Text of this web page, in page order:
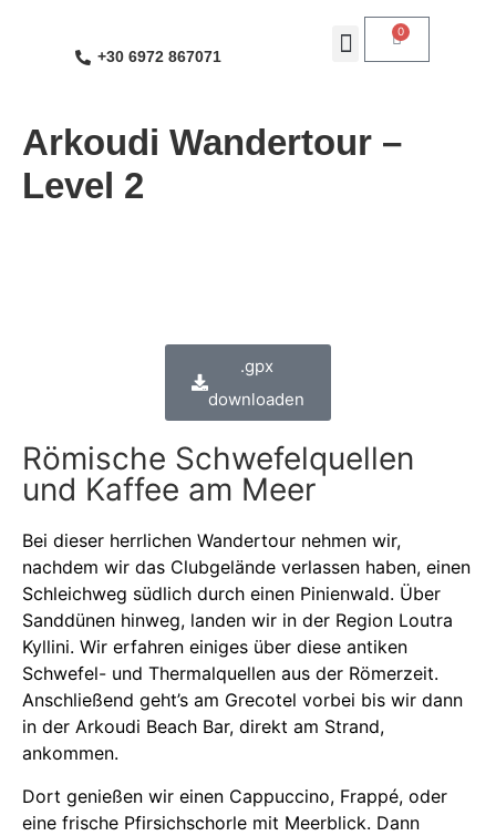
+30 6972 867071
0
Arkoudi Wandertour –
Level 2
.gpx
downloaden
Römische Schwefelquellen
und Kaffee am Meer
Bei dieser herrlichen Wandertour nehmen wir,
nachdem wir das Clubgelände verlassen haben, einen
Schleichweg südlich durch einen Pinienwald. Über
Sanddünen hinweg, landen wir in der Region Loutra
Kyllini. Wir erfahren einiges über diese antiken
Schwefel- und Thermalquellen aus der Römerzeit.
Anschließend geht’s am Grecotel vorbei bis wir dann
in der Arkoudi Beach Bar, direkt am Strand,
ankommen.
Dort genießen wir einen Cappuccino, Frappé, oder
eine frische Pfirsichschorle mit Meerblick. Dann